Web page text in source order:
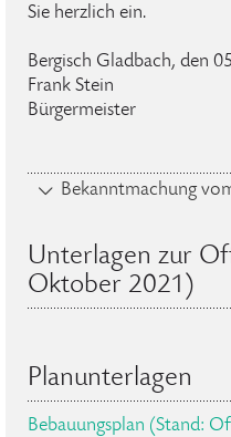
Sie herzlich ein.
Bergisch Gladbach, den
Frank Stein
Bürgermeister
Bekanntmachung
Unterlagen zur
Oktober 2021)
Planunterlagen
Bebauungsplan (Stand: